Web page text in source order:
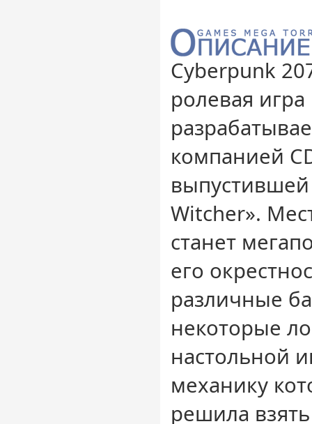
Cyberpunk
ролевая
компанией
Witcher».
станет
его
различные
некоторые
настольной
механику
решила